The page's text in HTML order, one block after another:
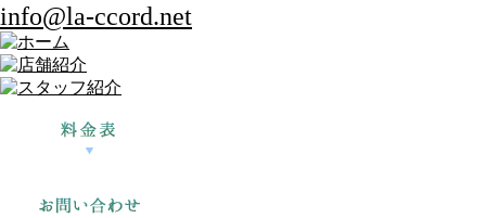
info@la-ccord.net